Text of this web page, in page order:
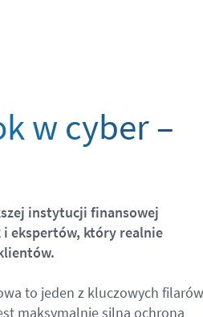
w cyber –
instytucji finansowej
i ekspertów, który realnie
to jeden z kluczowych filarów
maksymalnie silna ochrona